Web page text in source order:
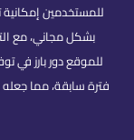
للمستخدمين
بشكل مجاني، مع
للموقع دور بارز في
فترة سابقة، مما